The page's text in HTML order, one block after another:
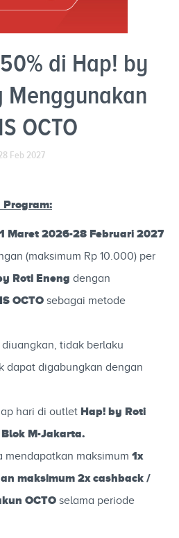
di Hap! by
Menggunakan
OCTO
Feb 2027
1 Maret 2026-28 Februari 2027
(maksimum Rp 10.000) per
Roti Eneng dengan
OCTO sebagai metode
tidak berlaku
dapat digabungkan dengan
hari di outlet Hap! by Roti
M-Jakarta.
mendapatkan maksimum 1x
maksimum 2x cashback /
OCTO selama periode